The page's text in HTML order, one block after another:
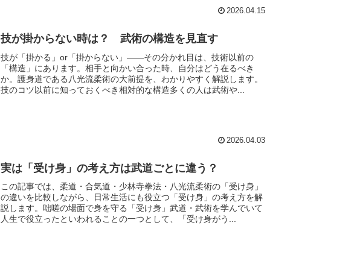
2026.04.15
技が掛からない時は？ 武術の構造を見直す
技が「掛かる」or「掛からない」――その分かれ目は、技術以前の
「構造」にあります。相手と向かい合った時、自分はどう在るべき
か。護身道である八光流柔術の大前提を、わかりやすく解説します。
技のコツ以前に知っておくべき相対的な構造多くの人は武術や...
2026.04.03
実は「受け身」の考え方は武道ごとに違う？
この記事では、柔道・合気道・少林寺拳法・八光流柔術の「受け身」
の違いを比較しながら、日常生活にも役立つ「受け身」の考え方を解
説します。咄嗟の場面で身を守る「受け身」武道・武術を学んでいて
人生で役立ったといわれることの一つとして、「受け身がう...